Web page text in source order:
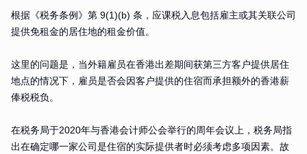
根据《税务条例》第 9(1)(b) 条，应课税入息包括雇主或其关联公司
提供免租金的居住地的租金价值。
这里的问题是，当外籍雇员在香港出差期间获第三方客户提供居住
地点的情况下，雇员是否会因客户提供的住宿而承担额外的香港薪
俸税税负。
在税务局于2020年与香港会计师公会举行的周年会议上，税务局指
出在确定哪一家公司是住宿的实际提供者时必须考虑多项因素。故